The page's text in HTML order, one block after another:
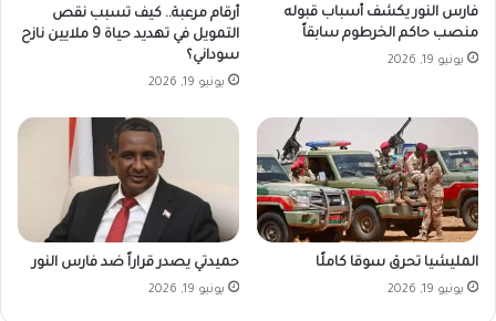
فارس النور يكشف أسباب قبوله
منصب حاكم الخرطوم سابقاً
يونيو 19, 2026
أرقام مرعبة.. كيف تسبب نقص
التمويل في تهديد حياة 9 ملايين نازح
سوداني؟
يونيو 19, 2026
المليشيا تحرق سوقا كاملًا
يونيو 19, 2026
حميدتي يصدر قراراً ضد فارس النور
يونيو 19, 2026